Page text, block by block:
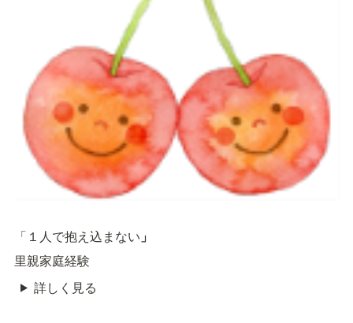
「１人で抱え込まない 」
里親家庭経験
詳しく見る